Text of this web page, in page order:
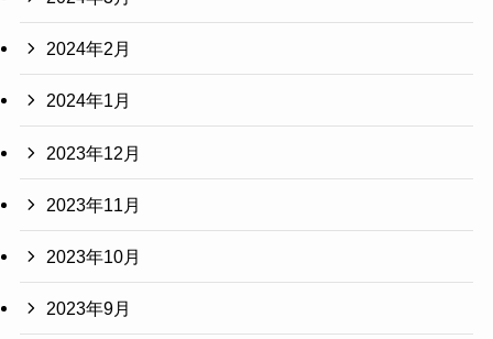
2024年2月
2024年1月
2023年12月
2023年11月
2023年10月
2023年9月